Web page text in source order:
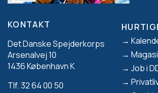
KONTAKT
Det Danske Spejderkorps
Arsenalvej 10
1436 København K
Tlf. 32 64 00 50
Footer
Job i